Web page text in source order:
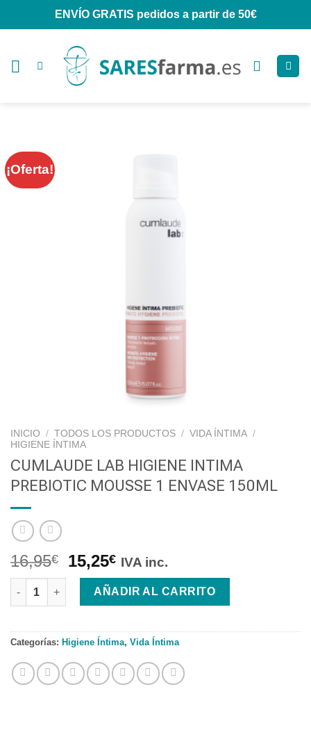
ENVÍO GRATIS pedidos a partir de 50€
¡Oferta!
INICIO / TODOS LOS PRODUCTOS / VIDA ÍNTIMA /
HIGIENE ÍNTIMA
CUMLAUDE LAB HIGIENE INTIMA
PREBIOTIC MOUSSE 1 ENVASE 150ML
16,95€ 15,25€ IVA inc.
CUMLAUDE LAB HIGIENE INTIMA PREBIOTIC MOUSSE 1
AÑADIR AL CARRITO
Categorías: Higiene Íntima, Vida Íntima